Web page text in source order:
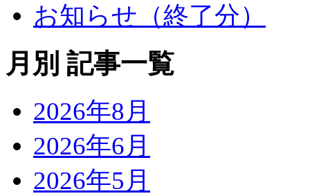
お知らせ（終了分）
月別 記事一覧
2026年8月
2026年6月
2026年5月